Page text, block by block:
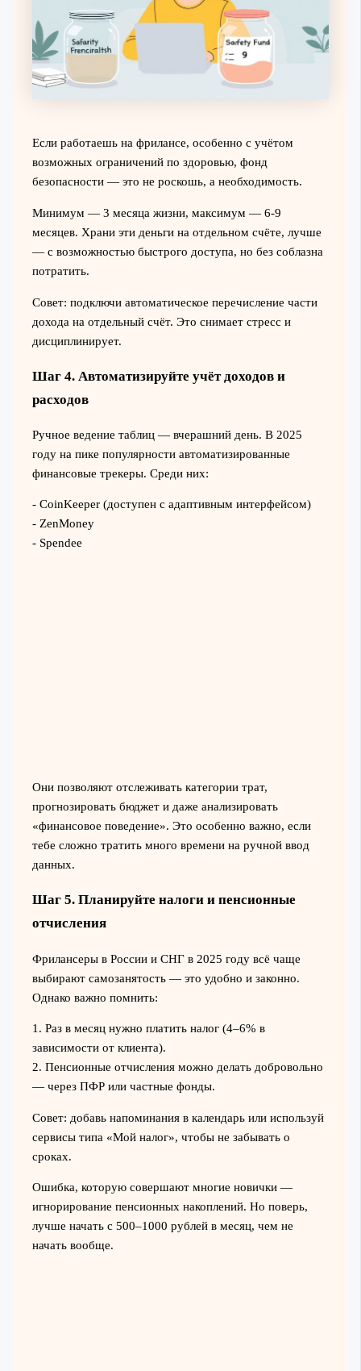
Если работаешь на фрилансе, особенно с учётом
возможных ограничений по здоровью, фонд
безопасности — это не роскошь, а необходимость.
Минимум — 3 месяца жизни, максимум — 6-9
месяцев. Храни эти деньги на отдельном счёте, лучше
— с возможностью быстрого доступа, но без соблазна
потратить.
Совет: подключи автоматическое перечисление части
дохода на отдельный счёт. Это снимает стресс и
дисциплинирует.
Шаг 4. Автоматизируйте учёт доходов и
расходов
Ручное ведение таблиц — вчерашний день. В 2025
году на пике популярности автоматизированные
финансовые трекеры. Среди них:
- CoinKeeper (доступен с адаптивным интерфейсом)
- ZenMoney
- Spendee
Они позволяют отслеживать категории трат,
прогнозировать бюджет и даже анализировать
«финансовое поведение». Это особенно важно, если
тебе сложно тратить много времени на ручной ввод
данных.
Шаг 5. Планируйте налоги и пенсионные
отчисления
Фрилансеры в России и СНГ в 2025 году всё чаще
выбирают самозанятость — это удобно и законно.
Однако важно помнить:
1. Раз в месяц нужно платить налог (4–6% в
зависимости от клиента).
2. Пенсионные отчисления можно делать добровольно
— через ПФР или частные фонды.
Совет: добавь напоминания в календарь или используй
сервисы типа «Мой налог», чтобы не забывать о
сроках.
Ошибка, которую совершают многие новички —
игнорирование пенсионных накоплений. Но поверь,
лучше начать с 500–1000 рублей в месяц, чем не
начать вообще.